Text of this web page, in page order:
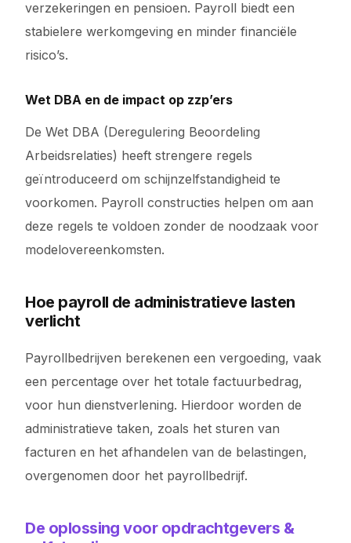
verzekeringen en pensioen. Payroll biedt een
stabielere werkomgeving en minder financiële
risico’s.
Wet DBA en de impact op zzp’ers
De Wet DBA (Deregulering Beoordeling
Arbeidsrelaties) heeft strengere regels
geïntroduceerd om schijnzelfstandigheid te
voorkomen. Payroll constructies helpen om aan
deze regels te voldoen zonder de noodzaak voor
modelovereenkomsten.
Hoe payroll de administratieve lasten
verlicht
Payrollbedrijven berekenen een vergoeding, vaak
een percentage over het totale factuurbedrag,
voor hun dienstverlening. Hierdoor worden de
administratieve taken, zoals het sturen van
facturen en het afhandelen van de belastingen,
overgenomen door het payrollbedrijf.
De oplossing voor opdrachtgevers &